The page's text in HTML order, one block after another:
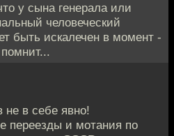
у сына генерала или
человеческий
быть искалечен в момент -
в себе явно!
переезды и мотания по